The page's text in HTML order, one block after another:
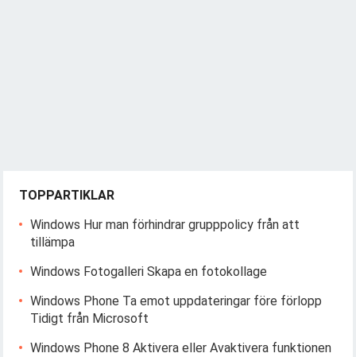
TOPPARTIKLAR
Windows Hur man förhindrar grupppolicy från att
tillämpa
Windows Fotogalleri Skapa en fotokollage
Windows Phone Ta emot uppdateringar före förlopp
Tidigt från Microsoft
Windows Phone 8 Aktivera eller Avaktivera funktionen